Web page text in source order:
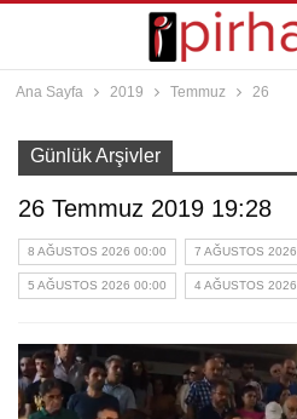
Ana Sayfa 2019 Temmuz 26
Günlük Arşivler
26 Temmuz 2019 19:28
8 AĞUSTOS 2026 00:00 7 AĞUSTOS
5 AĞUSTOS 2026 00:00 4 AĞUSTOS